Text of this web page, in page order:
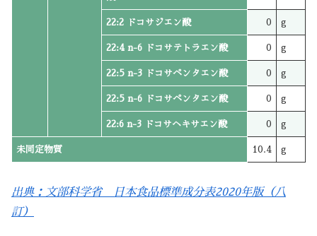
22:2 ドコサジエン酸 0 g
22:4 n-6 ドコサテトラエン酸 0 g
22:5 n-3 ドコサペンタエン酸 0 g
22:5 n-6 ドコサペンタエン酸 0 g
22:6 n-3 ドコサヘキサエン酸 0 g
未同定物質 10.4 g
出典：文部科学省 日本食品標準成分表2020年版（八
訂）